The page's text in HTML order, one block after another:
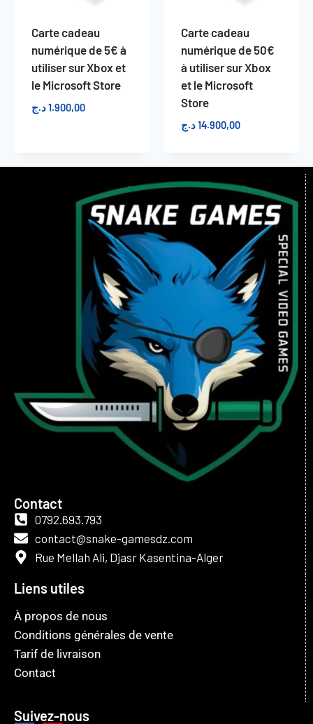
Carte cadeau
numérique de 5€ à
utiliser sur Xbox et
le Microsoft Store
1.900,00د.ج
Carte cadeau
numérique de 50€
à utiliser sur Xbox
et le Microsoft
Store
14.900,00د.ج
Contact
0792.693.793
contact@snake-gamesdz.com
Rue Mellah Ali, Djasr Kasentina-Alger
Liens utiles
À propos de nous
Conditions générales de vente
Tarif de livraison
Contact
Suivez-nous